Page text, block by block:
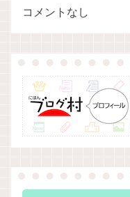
コメントなし